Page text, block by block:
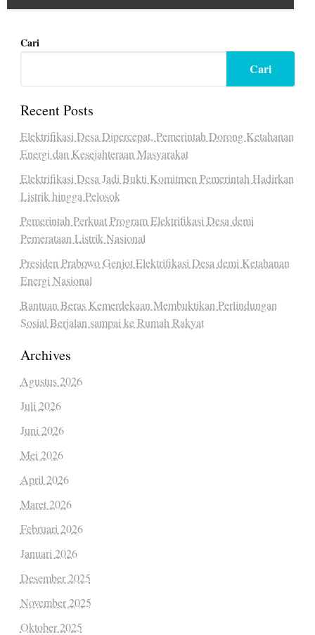
Cari
Cari
Recent Posts
Elektrifikasi Desa Dipercepat, Pemerintah Dorong Ketahanan
Energi dan Kesejahteraan Masyarakat
Elektrifikasi Desa Jadi Bukti Komitmen Pemerintah Hadirkan
Listrik hingga Pelosok
Pemerintah Perkuat Program Elektrifikasi Desa demi
Pemerataan Listrik Nasional
Presiden Prabowo Genjot Elektrifikasi Desa demi Ketahanan
Energi Nasional
Bantuan Beras Kemerdekaan Membuktikan Perlindungan
Sosial Berjalan sampai ke Rumah Rakyat
Archives
Agustus 2026
Juli 2026
Juni 2026
Mei 2026
April 2026
Maret 2026
Februari 2026
Januari 2026
Desember 2025
November 2025
Oktober 2025